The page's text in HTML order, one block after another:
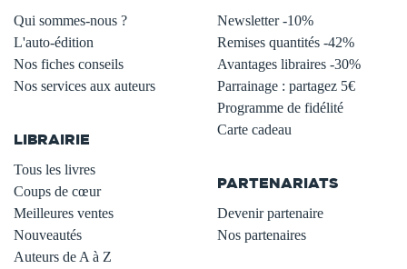
Qui sommes-nous ?
L'auto-édition
Nos fiches conseils
Nos services aux auteurs
LIBRAIRIE
Tous les livres
Coups de cœur
Meilleures ventes
Nouveautés
Auteurs de A à Z
Newsletter -10%
Remises quantités -42%
Avantages libraires -30%
Parrainage : partagez 5€
Programme de fidélité
Carte cadeau
PARTENARIATS
Devenir partenaire
Nos partenaires